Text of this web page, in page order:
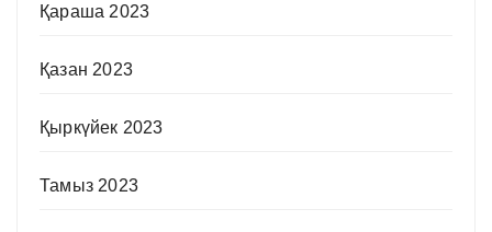
Қараша 2023
Қазан 2023
Қыркүйек 2023
Тамыз 2023